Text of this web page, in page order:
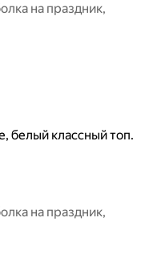
на праздник,
белый классный топ.
на праздник,